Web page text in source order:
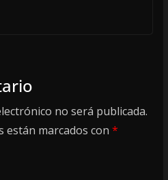
no será publicada.
están marcados con *